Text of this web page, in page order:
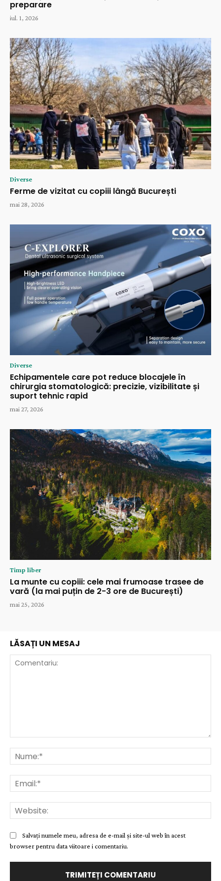
preparare
iul. 1, 2026
Diverse
Ferme de vizitat cu copiii lângă București
mai 28, 2026
Diverse
Echipamentele care pot reduce blocajele în
chirurgia stomatologică: precizie, vizibilitate și
suport tehnic rapid
mai 27, 2026
Timp liber
La munte cu copiii: cele mai frumoase trasee de
vară (la mai puțin de 2-3 ore de București)
mai 25, 2026
LĂSAȚI UN MESAJ
Salvați numele meu, adresa de e-mail și site-ul web în acest
browser pentru data viitoare i comentariu.